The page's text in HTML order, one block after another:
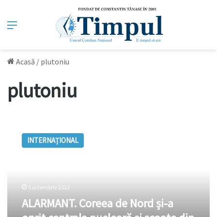
Meniu
Acasă / plutoniu
plutoniu
Coreea
oprit
nucleară
INTERNAȚIONAL
5 octombrie 2023
ALARMANT. Coreea de Nord și-a